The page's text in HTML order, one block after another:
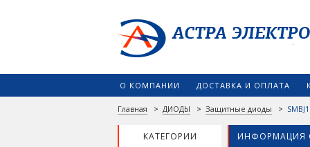
О КОМПАНИИ ДОСТАВКА И ОПЛАТА
Главная > ДИОДЫ > Защитные диоды >
КАТЕГОРИИ ИНФОРМАЦИЯ